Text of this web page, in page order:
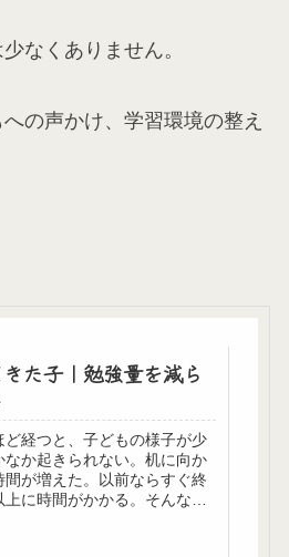
なくありません。
の声かけ、学習環境の整え
た子｜勉強量を減ら
経つと、子どもの様子が少
か起きられない。机に向か
が増えた。以前ならすぐ終
に時間がかかる。そんな姿